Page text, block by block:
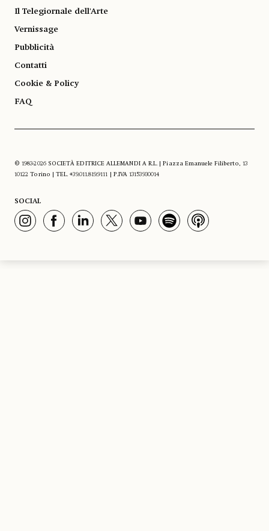
Il Telegiornale dell'Arte
Vernissage
Pubblicità
Contatti
Cookie & Policy
FAQ
© 1983-2026 SOCIETÀ EDITRICE ALLEMANDI A R.L. | Piazza Emanuele Filiberto, 13
10122 Torino | TEL. +39.011.819.9111 | P.IVA 13153930014
SOCIAL